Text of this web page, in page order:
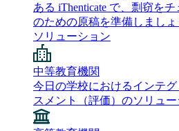
ある iThenticate で、剽窃を
のための原稿を準備しましょ
ソリューション
中等教育機関
今日の学校におけるインテ
スメント（評価）のソリュ